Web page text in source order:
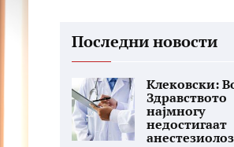
Последни новости
Клековски:
Здравството
најмногу
недостигаат